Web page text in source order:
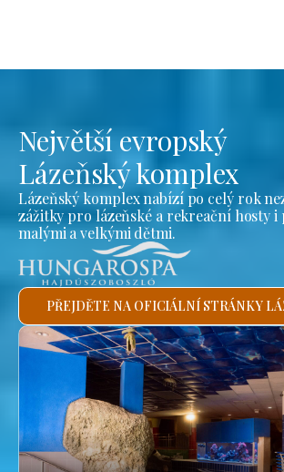
Největší evropský
Lázeňský komplex
Lázeňský komplex nabízí po celý rok
zážitky pro lázeňské a rekreační hosty
malými a velkými dětmi.
PŘEJDĚTE NA OFICIÁLNÍ STRÁNKY